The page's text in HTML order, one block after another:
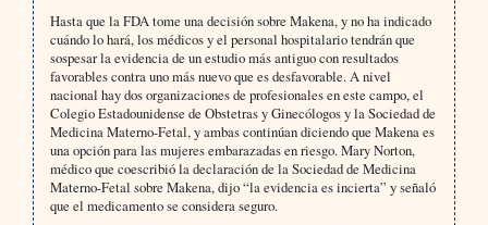
Hasta que la FDA tome una decisión sobre Makena, y no ha indicado
cuándo lo hará, los médicos y el personal hospitalario tendrán que
sospesar la evidencia de un estudio más antiguo con resultados
favorables contra uno más nuevo que es desfavorable. A nivel
nacional hay dos organizaciones de profesionales en este campo, el
Colegio Estadounidense de Obstetras y Ginecólogos y la Sociedad de
Medicina Materno-Fetal, y ambas continúan diciendo que Makena es
una opción para las mujeres embarazadas en riesgo. Mary Norton,
médico que coescribió la declaración de la Sociedad de Medicina
Materno-Fetal sobre Makena, dijo “la evidencia es incierta” y señaló
que el medicamento se considera seguro.